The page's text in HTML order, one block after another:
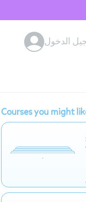
الدخول
Courses you might